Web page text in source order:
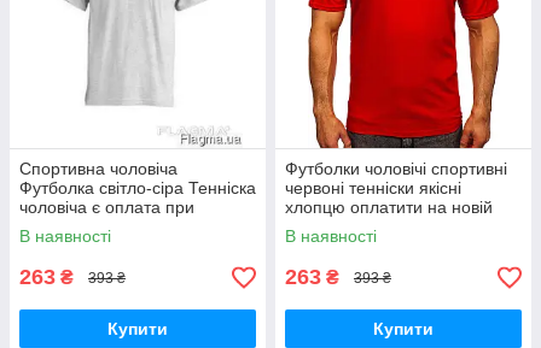
Спортивна чоловіча
Футболка світло-сіра Тенніска
чоловіча є оплата при
отриманні літній одяг
бавовна для друку
нанесення логотипів
В наявності
263 ₴ 393 ₴
Купити
Футболки чоловічі спортивні
червоні тенніски якісні
хлопцю оплатити на новій
пошті натуральні літні
футболки з бавовни хлопчику
В наявності
263 ₴ 393 ₴
Купити